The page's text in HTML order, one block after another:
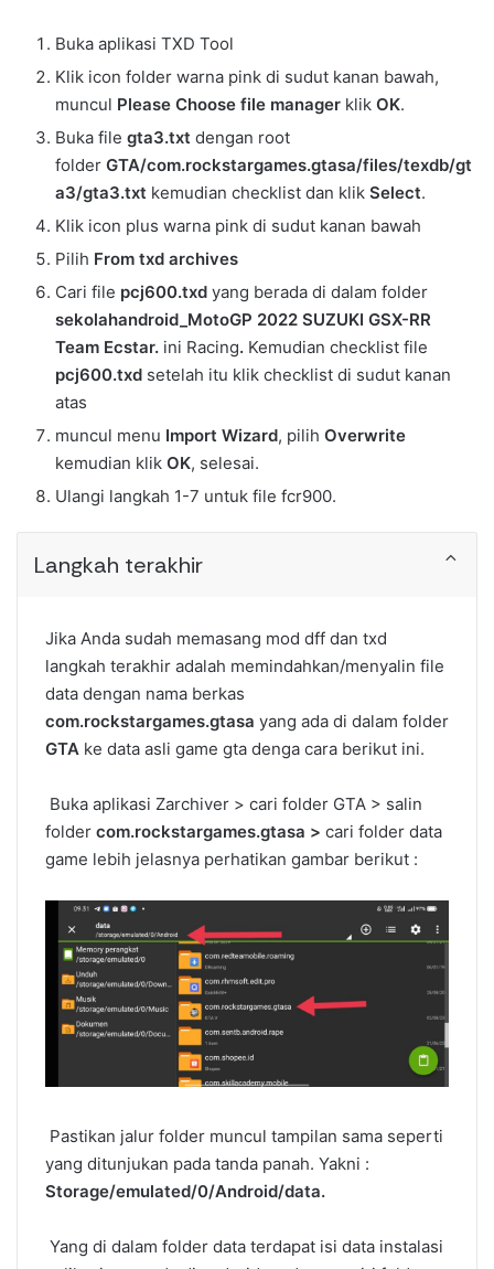
Buka aplikasi TXD Tool
Klik icon folder warna pink di sudut kanan bawah,
muncul Please Choose file manager klik OK.
Buka file gta3.txt dengan root
folder GTA/com.rockstargames.gtasa/files/texdb/gt
a3/gta3.txt kemudian checklist dan klik Select.
Klik icon plus warna pink di sudut kanan bawah
Pilih From txd archives
Cari file pcj600.txd yang berada di dalam folder
sekolahandroid_MotoGP 2022 SUZUKI GSX-RR
Team Ecstar. ini Racing. Kemudian checklist file
pcj600.txd setelah itu klik checklist di sudut kanan
atas
muncul menu Import Wizard, pilih Overwrite
kemudian klik OK, selesai.
Ulangi langkah 1-7 untuk file fcr900.
Langkah terakhir
Jika Anda sudah memasang mod dff dan txd
langkah terakhir adalah memindahkan/menyalin file
data dengan nama berkas
com.rockstargames.gtasa yang ada di dalam folder
GTA ke data asli game gta denga cara berikut ini.
Buka aplikasi Zarchiver > cari folder GTA > salin
folder com.rockstargames.gtasa > cari folder data
game lebih jelasnya perhatikan gambar berikut :
Pastikan jalur folder muncul tampilan sama seperti
yang ditunjukan pada tanda panah. Yakni :
Storage/emulated/0/Android/data.
Yang di dalam folder data terdapat isi data instalasi